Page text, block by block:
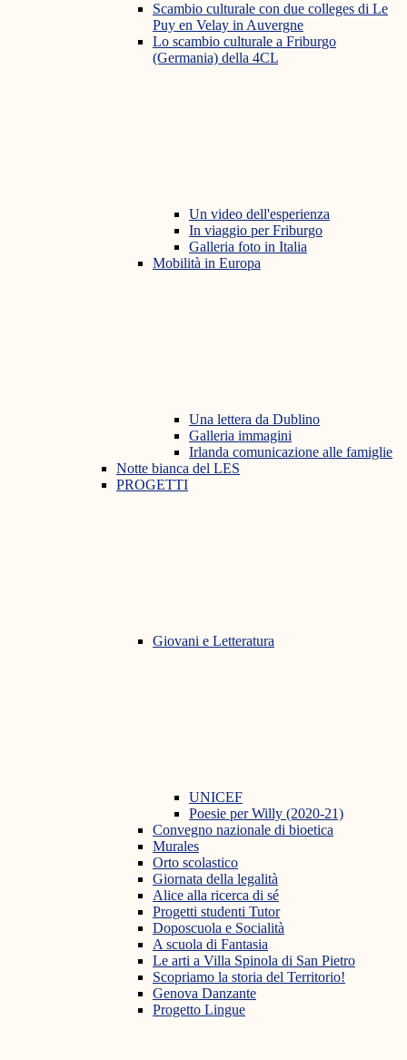
Scambio culturale con due colleges di Le
Puy en Velay in Auvergne
Lo scambio culturale a Friburgo
(Germania) della 4CL
Un video dell'esperienza
In viaggio per Friburgo
Galleria foto in Italia
Mobilità in Europa
Una lettera da Dublino
Galleria immagini
Irlanda comunicazione alle famiglie
Notte bianca del LES
PROGETTI
Giovani e Letteratura
UNICEF
Poesie per Willy (2020-21)
Convegno nazionale di bioetica
Murales
Orto scolastico
Giornata della legalità
Alice alla ricerca di sé
Progetti studenti Tutor
Doposcuola e Socialità
A scuola di Fantasia
Le arti a Villa Spinola di San Pietro
Scopriamo la storia del Territorio!
Genova Danzante
Progetto Lingue